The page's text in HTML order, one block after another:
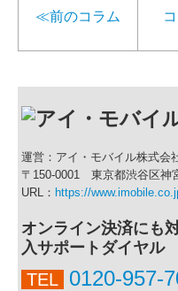
≪前のコラム
運営：アイ・モバイル株式会
〒150-0001 東京都渋谷区神
URL： https://
オンライン決済にも
入サポートダイヤル
TEL 0120-957-